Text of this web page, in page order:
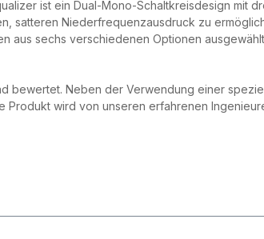
ist ein Dual-Mono-Schaltkreisdesign mit
satteren Niederfrequenzausdruck zu
aus sechs verschiedenen Optionen
bewertet. Neben der Verwendung einer
wird von unseren erfahrenen